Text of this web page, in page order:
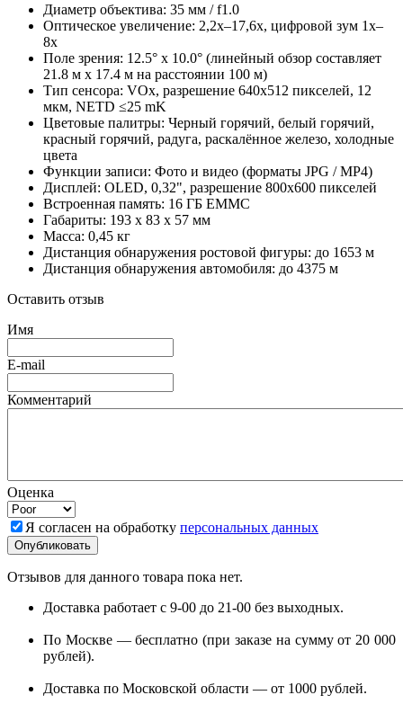
Диаметр объектива: 35 мм / f1.0
Оптическое увеличение: 2,2х–17,6х, цифровой зум 1х–
8х
Поле зрения: 12.5° x 10.0° (линейный обзор составляет
21.8 м x 17.4 м на расстоянии 100 м)
Тип сенсора: VOx, разрешение 640х512 пикселей, 12
мкм, NETD ≤25 mK
Цветовые палитры: Черный горячий, белый горячий,
красный горячий, радуга, раскалённое железо, холодные
цвета
Функции записи: Фото и видео (форматы JPG / MP4)
Дисплей: OLED, 0,32", разрешение 800х600 пикселей
Встроенная память: 16 ГБ EMMC
Габариты: 193 x 83 x 57 мм
Масса: 0,45 кг
Дистанция обнаружения ростовой фигуры: до 1653 м
Дистанция обнаружения автомобиля: до 4375 м
Оставить отзыв
Имя
E-mail
Комментарий
Оценка
Я согласен на обработку персональных данных
Отзывов для данного товара пока нет.
Доставка работает с 9-00 до 21-00 без выходных.
По Москве — бесплатно (при заказе на сумму от 20 000
рублей).
Доставка по Московской области — от 1000 рублей.